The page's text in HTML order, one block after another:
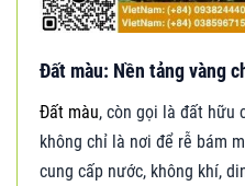
Đất màu: Nền tảng vàng
Đất màu, còn gọi là đất hữu
không chỉ là nơi để rễ bám
cung cấp nước, không khí,